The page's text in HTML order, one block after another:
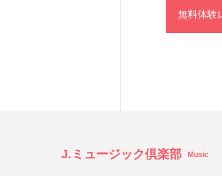
無料体験
J.ミュージック倶楽部 Music